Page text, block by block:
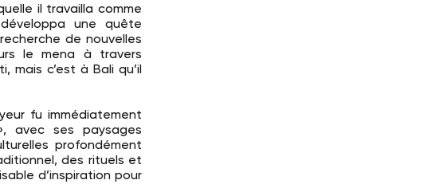
il travailla comme
une quête
de nouvelles
le mena à travers
mais c’est à Bali qu’il
fu immédiatement
avec ses paysages
profondément
des rituels et
d’inspiration pour